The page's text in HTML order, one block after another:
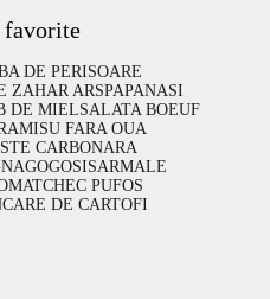
favorite
DE PERISOARE
ZAHAR ARSPAPANASI
DE MIELSALATA BOEUF
FARA OUA
CARBONARA
GOGOSISARMALE
CHEC PUFOS
DE CARTOFI